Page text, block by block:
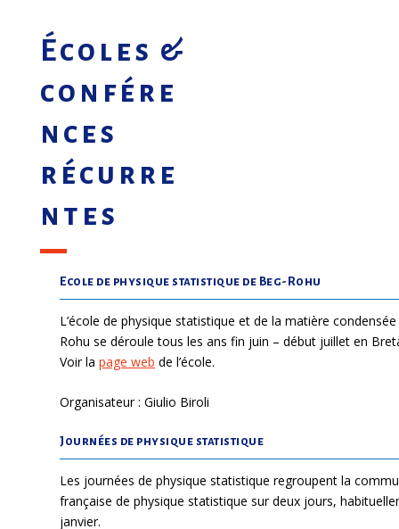
Écoles &
confére
nces
récurre
ntes
Ecole de physique statistique de Beg-Rohu
L’école de physique statistique et de la matière
Rohu se déroule tous les ans fin juin – début juillet en
Voir lapage web de l’école.
Organisateur : Giulio Biroli
Journées de physique statistique
Les journées de physique statistique regroupent la
française de physique statistique sur deux jours,
janvier.